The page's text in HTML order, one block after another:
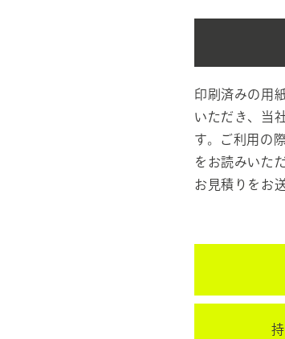
印刷済みの用
いただき、当
す。ご利用の
をお読みいた
お見積りをお